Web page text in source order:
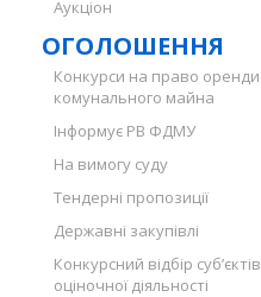
Аукціон
ОГОЛОШЕННЯ
Конкурси на право оренди
комунального майна
Інформує РВ ФДМУ
На вимогу суду
Тендерні пропозиції
Державні закупівлі
Конкурсний відбір суб’єктів
оціночної діяльності